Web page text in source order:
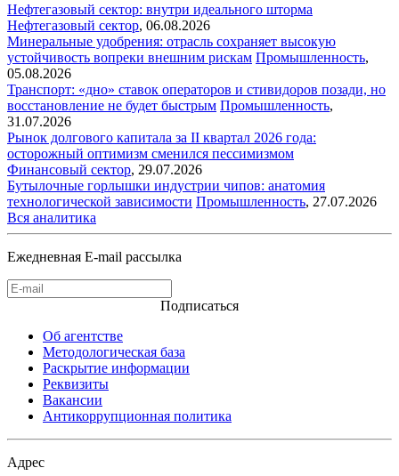
Нефтегазовый сектор: внутри идеального шторма
Нефтегазовый сектор, 06.08.2026
Минеральные удобрения: отрасль сохраняет высокую
устойчивость вопреки внешним рискам Промышленность,
05.08.2026
Транспорт: «дно» ставок операторов и стивидоров позади, но
восстановление не будет быстрым Промышленность,
31.07.2026
Рынок долгового капитала за II квартал 2026 года:
осторожный оптимизм сменился пессимизмом
Финансовый сектор, 29.07.2026
Бутылочные горлышки индустрии чипов: анатомия
технологической зависимости Промышленность, 27.07.2026
Вся аналитика
Ежедневная E-mail рассылка
Подписаться
Об агентстве
Методологическая база
Раскрытие информации
Реквизиты
Вакансии
Антикоррупционная политика
Адрес